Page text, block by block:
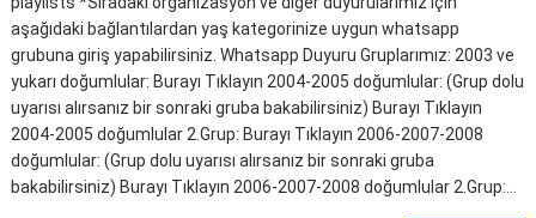
aşağıdaki bağlantılardan yaş kategorinize uygun whatsapp
grubuna giriş yapabilirsiniz. Whatsapp Duyuru Gruplarımız: 2003 ve
yukarı doğumlular: Burayı Tıklayın 2004-2005 doğumlular: (Grup dolu
uyarısı alırsanız bir sonraki gruba bakabilirsiniz) Burayı Tıklayın
2004-2005 doğumlular 2.Grup: Burayı Tıklayın 2006-2007-2008
doğumlular: (Grup dolu uyarısı alırsanız bir sonraki gruba
bakabilirsiniz) Burayı Tıklayın 2006-2007-2008 doğumlular 2.Grup:…